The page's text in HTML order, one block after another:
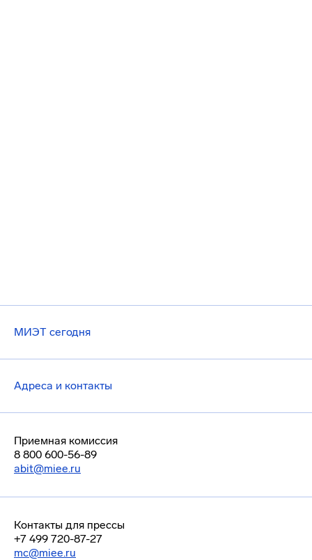
МИЭТ сегодня
Адреса и контакты
Приемная комиссия
8 800 600-56-89
abit@miee.ru
Контакты для прессы
+7 499 720-87-27
mc@miee.ru